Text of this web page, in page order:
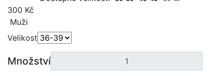
300 Kč
Muži
Velikost
Množství